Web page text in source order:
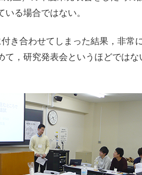
る場合ではない。
き合わせてしまった結果，非常
て，研究発表会というほどでは